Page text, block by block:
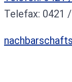
Telefax: 0421